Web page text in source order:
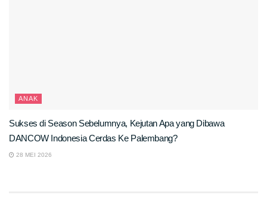
ANAK
Sukses di Season Sebelumnya, Kejutan Apa yang Dibawa
DANCOW Indonesia Cerdas Ke Palembang?
28 MEI 2026